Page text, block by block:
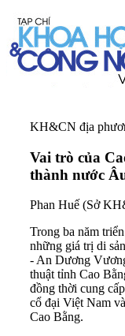
KH&CN địa
Vai trò của
thành nước
Phan Huế (Sở
Trong ba năm
những giá trị di
- An Dương
thuật tỉnh Cao
đồng thời cung
cổ đại Việt Nam
Cao Bằng.